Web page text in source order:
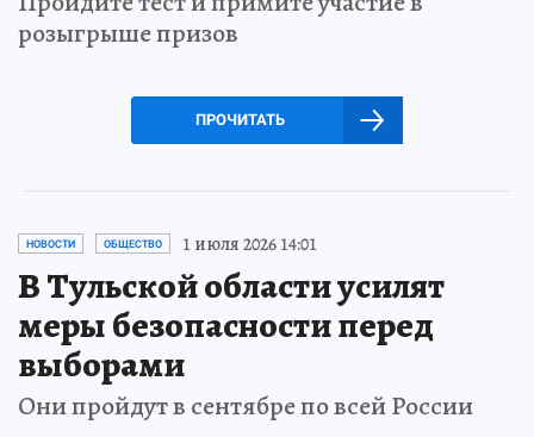
розыгрыше призов
ПРОЧИТАТЬ
НОВОСТИ ОБЩЕСТВО 1 июля 2026 14:01
В Тульской области усилят
меры безопасности перед
выборами
Они пройдут в сентябре по всей России